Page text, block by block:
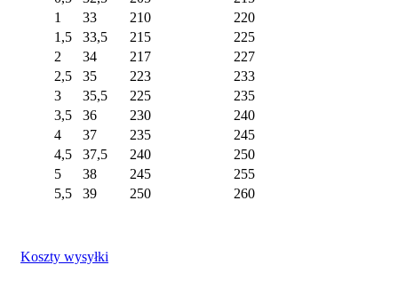
1
33 210
220
1,5
33,5 215
225
2
34 217
227
2,5
35 223
233
3
35,5 225
235
3,5
36 230
240
4
37 235
245
4,5
37,5 240
250
5
38 245
255
5,5
39 250 260
Koszty wysyłki